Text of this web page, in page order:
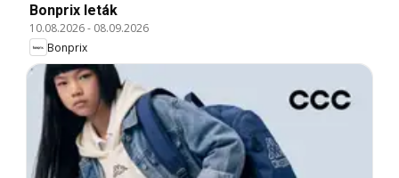
Bonprix leták
10.08.2026- 08.09.2026
Bonprix